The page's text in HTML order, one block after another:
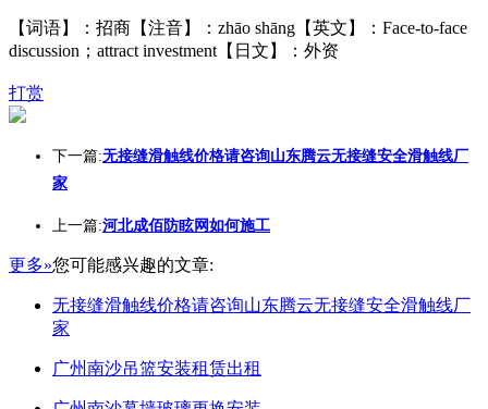
【词语】：招商【注音】：zhāo shāng【英文】：Face-to-face
discussion；attract investment【日文】：外资
打赏
下一篇:无接缝滑触线价格请咨询山东腾云无接缝安全滑触线厂
家
上一篇:河北成佰防眩网如何施工
更多»您可能感兴趣的文章:
无接缝滑触线价格请咨询山东腾云无接缝安全滑触线厂
家
广州南沙吊篮安装租赁出租